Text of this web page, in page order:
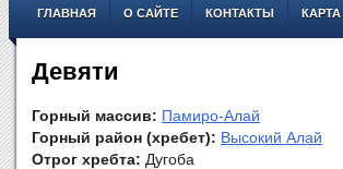
ГЛАВНАЯ О САЙТЕ КОНТАКТЫ
Девяти
Горный массив: Памиро-Алай
Горный район (хребет): Высокий Алай
Отрог хребта: Дугоба